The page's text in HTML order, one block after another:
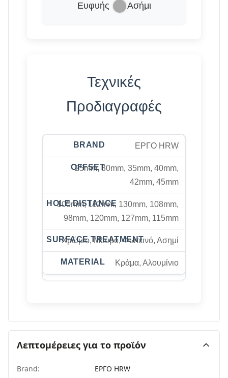
Ευφυής
Ασήμι
Τεχνικές
Προδιαγραφές
ΕΡΓΟ HRW
25mm, 30mm, 35mm, 40mm,
42mm, 45mm
100mm, 112mm, 130mm, 108mm,
98mm, 120mm, 127mm, 115mm
Χρώμιο, Μαύρο, Φωτεινό, Ασημί
Κράμα, Αλουμίνιο
Λεπτομέρειες για το προϊόν
Brand:
ΕΡΓΟ HRW